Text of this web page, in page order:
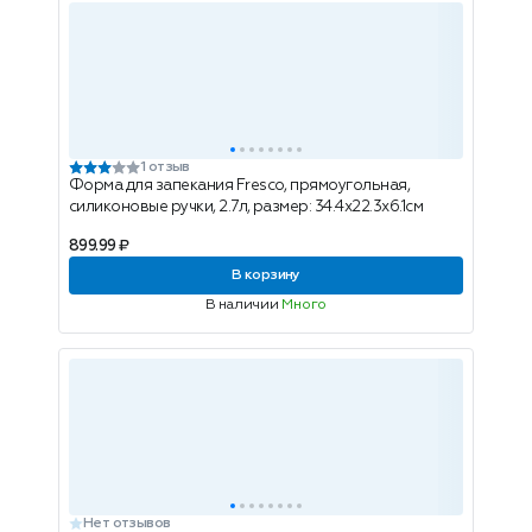
1 отзыв
Форма для запекания Fresco, прямоугольная,
силиконовые ручки, 2.7л, размер: 34.4x22.3x6.1см
899.99 ₽
В корзину
В наличии Много
Нет отзывов